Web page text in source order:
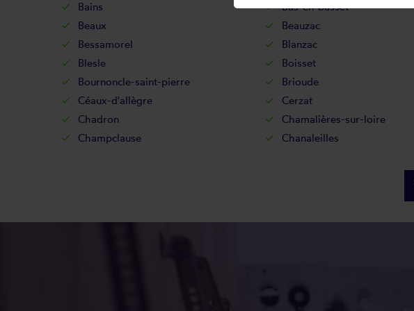
Bains
Bas-en-basset
Beaux
Beauzac
Bessamorel
Blanzac
Blesle
Boisset
Bournoncle-saint-pierre
Brioude
Céaux-d'allègre
Cerzat
Chadron
Chamalières-sur-loire
Champclause
Chanaleilles